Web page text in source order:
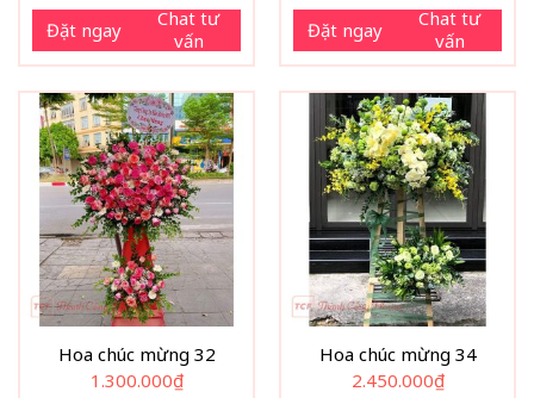
Đặt ngay
Chat tư
vấn
Đặt ngay
Chat tư
vấn
Hoa chúc mừng 32
1.300.000₫
Hoa chúc mừng 34
2.450.000₫